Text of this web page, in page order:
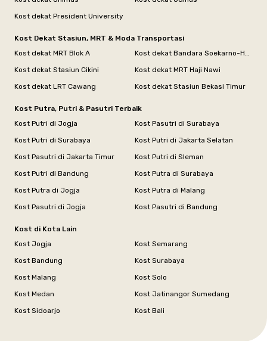
Kost dekat President University
Kost Dekat Stasiun, MRT & Moda Transportasi
Kost dekat MRT Blok A
Kost dekat Bandara Soekarno-Hatta
Kost dekat Stasiun Cikini
Kost dekat MRT Haji Nawi
Kost dekat LRT Cawang
Kost dekat Stasiun Bekasi Timur
Kost Putra, Putri & Pasutri Terbaik
Kost Putri di Jogja
Kost Pasutri di Surabaya
Kost Putri di Surabaya
Kost Putri di Jakarta Selatan
Kost Pasutri di Jakarta Timur
Kost Putri di Sleman
Kost Putri di Bandung
Kost Putra di Surabaya
Kost Putra di Jogja
Kost Putra di Malang
Kost Pasutri di Jogja
Kost Pasutri di Bandung
Kost di Kota Lain
Kost Jogja
Kost Semarang
Kost Bandung
Kost Surabaya
Kost Malang
Kost Solo
Kost Medan
Kost Jatinangor Sumedang
Kost Sidoarjo
Kost Bali